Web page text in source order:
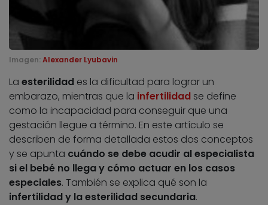
Imagen: Alexander Lyubavin
La esterilidad es la dificultad para lograr un
embarazo, mientras que la infertilidad se define
como la incapacidad para conseguir que una
gestación llegue a término. En este artículo se
describen de forma detallada estos dos conceptos
y se apunta cuándo se debe acudir al especialista
si el bebé no llega y cómo actuar en los casos
especiales. También se explica qué son la
infertilidad y la esterilidad secundaria.